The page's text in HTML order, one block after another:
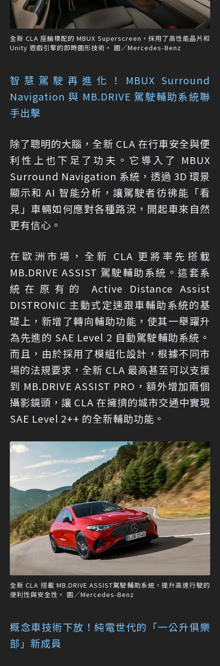
全新 CLA 座艙標配的 MBUX Superscreen，採用了高性能晶片和
Unity 遊戲引擎的即時圖形技術。 圖／Mercedes-Benz
智慧駕駛再進化！MBUX Surround
Navigation 與 MB.DRIVE 駕駛輔助系統聯
手出擊
除了聰明的大腦，全新 CLA 在行車安全與便
利性上也下足了功夫。它導入了 MBUX
Surround Navigation 系統，透過 3D 環景
顯示和 AI 智能分析，讓駕駛者彷彿能「看
見」車輛如何應對各種路況，開起車來自然
更有信心。
在歐洲市場，全新 CLA 更將率先搭載
MB.DRIVE ASSIST 駕駛輔助系統。這套系
統在原有的 Active Distance Assist
DISTRONIC 主動式定速跟車輔助系統的基
礎上，新增了轉向輔助功能，使其一舉躍升
為先進的 SAE Level 2 自動駕駛輔助系統。
而且，由於採用了模組化設計，根據不同市
場的法規要求，全新 CLA 最高甚至可以支援
到 MB.DRIVE ASSIST PRO，額外增加兩個
攝影鏡頭，讓 CLA 在擁擠的城市交通中實現
SAE Level 2++ 的全新輔助功能。
全新 CLA 搭載 MB.DRIVE ASSIST駕駛輔助系統，提升高速行駛的
便利性與安全性。 圖／Mercedes-Benz
概念車技術下放！純電世代的「一公升俱樂
部」新成員